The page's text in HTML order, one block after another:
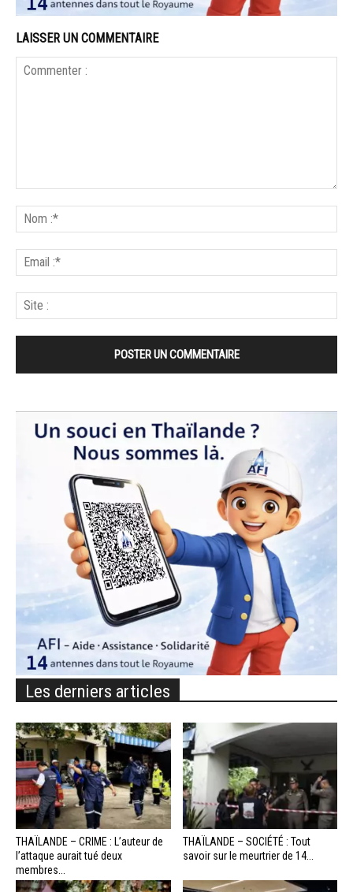
LAISSER UN COMMENTAIRE
Les derniers articles
THAÏLANDE – CRIME : L’auteur de
l’attaque aurait tué deux
membres...
THAÏLANDE – SOCIÉTÉ : Tout
savoir sur le meurtrier de 14...